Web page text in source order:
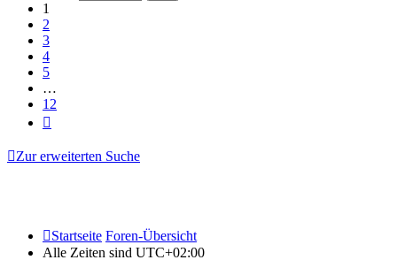
1
2
3
4
5
…
12
Zur erweiterten Suche
Startseite Foren-Übersicht
Alle Zeiten sind UTC+02:00